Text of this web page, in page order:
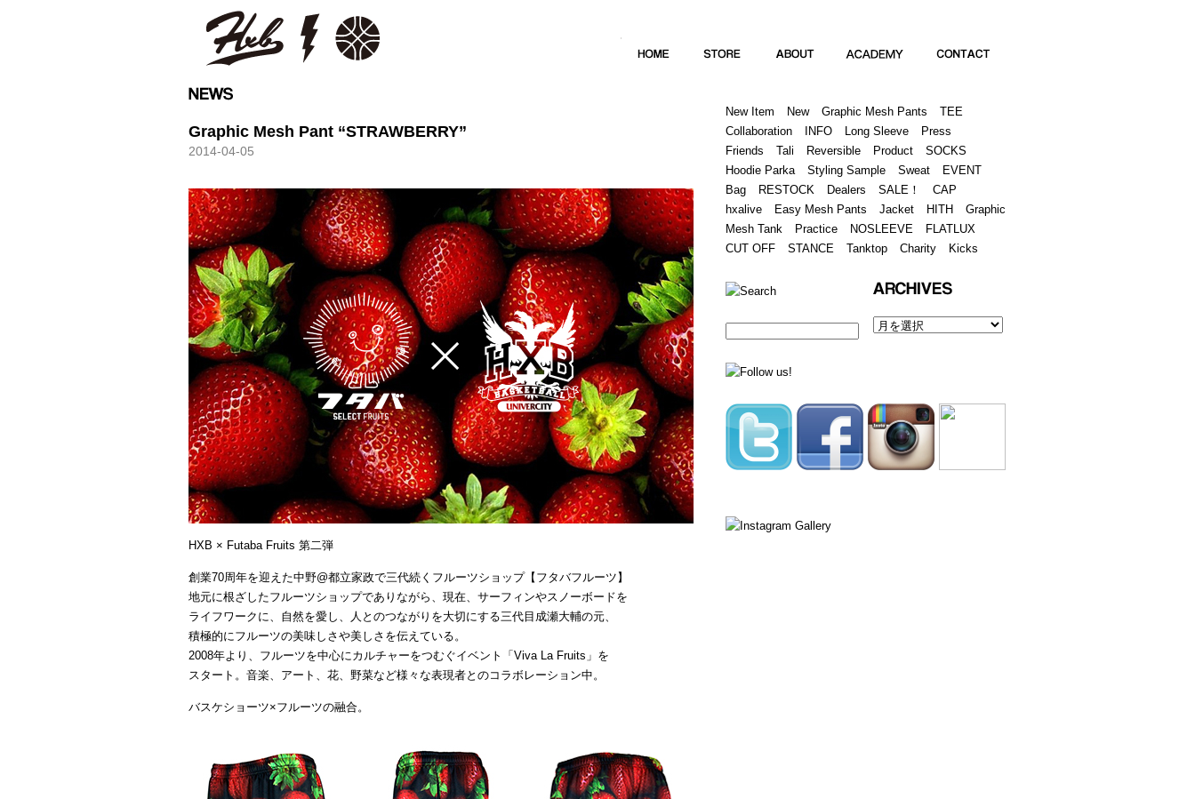
Graphic Mesh Pant “STRAWBERRY”
2014-04-05
HXB × Futaba Fruits 第二弾
創業70周年を迎えた中野@都立家政で三代続くフルーツショップ【フタバフルーツ】
地元に根ざしたフルーツショップでありながら、現在、サーフィンやスノーボードを
ライフワークに、自然を愛し、人とのつながりを大切にする三代目成瀬大輔の元、
積極的にフルーツの美味しさや美しさを伝えている。
2008年より、フルーツを中心にカルチャーをつむぐイベント「Viva La Fruits」を
スタート。音楽、アート、花、野菜など様々な表現者とのコラボレーション中。
バスケショーツ×フルーツの融合。
New Item New Graphic Mesh Pants
TEE
Collaboration
INFO Long Sleeve
Press
Friends
Tali Reversible Product
SOCKS
Hoodie Parka
Styling Sample Sweat
EVENT
Bag
RESTOCK Dealers SALE！
CAP
hxalive
Easy Mesh Pants Jacket HITH
Graphic
Mesh Tank
Practice NOSLEEVE
FLATLUX
CUT OFF
STANCE Tanktop Charity Kicks